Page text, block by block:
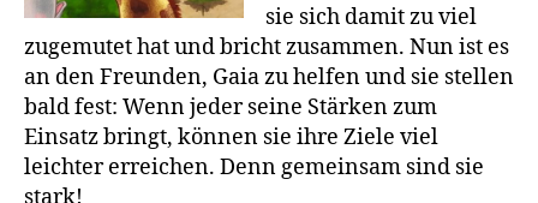
sie sich damit zu viel
zugemutet hat und bricht zusammen. Nun ist es
an den Freunden, Gaia zu helfen und sie stellen
bald fest: Wenn jeder seine Stärken zum
Einsatz bringt, können sie ihre Ziele viel
leichter erreichen. Denn gemeinsam sind sie
stark!